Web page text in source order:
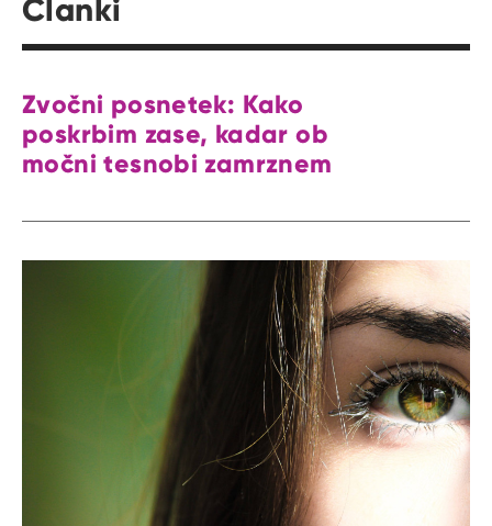
Članki
Zvočni posnetek: Kako
poskrbim zase, kadar ob
močni tesnobi zamrznem